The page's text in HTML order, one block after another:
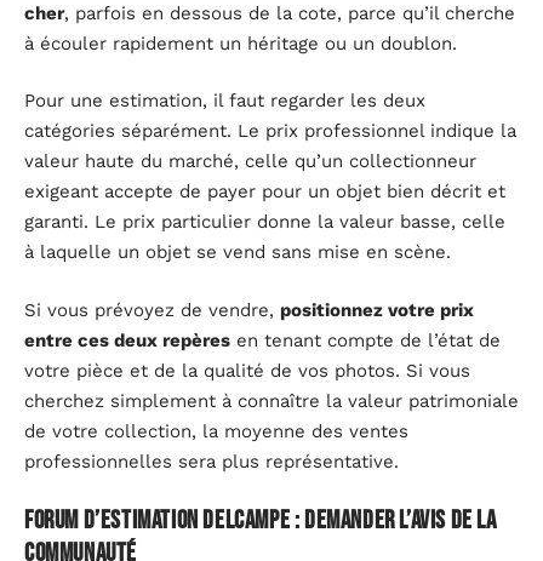
cher, parfois en dessous de la cote, parce qu’il cherche
à écouler rapidement un héritage ou un doublon.
Pour une estimation, il faut regarder les deux
catégories séparément. Le prix professionnel indique la
valeur haute du marché, celle qu’un collectionneur
exigeant accepte de payer pour un objet bien décrit et
garanti. Le prix particulier donne la valeur basse, celle
à laquelle un objet se vend sans mise en scène.
Si vous prévoyez de vendre, positionnez votre prix
entre ces deux repères en tenant compte de l’état de
votre pièce et de la qualité de vos photos. Si vous
cherchez simplement à connaître la valeur patrimoniale
de votre collection, la moyenne des ventes
professionnelles sera plus représentative.
Forum d’estimation Delcampe : demander l’avis de la
communauté